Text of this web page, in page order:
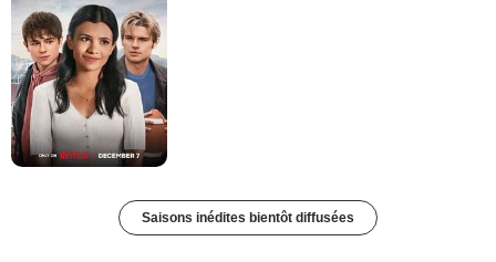
Saisons inédites bientôt diffusées